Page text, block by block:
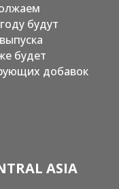
будут
будет
добавок
ASIA